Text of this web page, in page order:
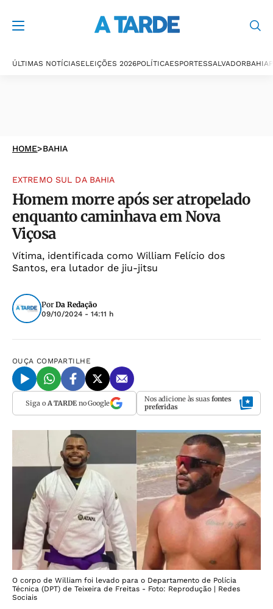
ÚLTIMAS NOTÍCIASELEIÇÕES 2026POLÍTICAESPORTESSALVADORBAHIA
HOME>BAHIA
EXTREMO SUL DA BAHIA
Homem morre após ser atropelado
enquanto caminhava em Nova
Viçosa
Vítima, identificada como William Felício dos
Santos, era lutador de jiu-jitsu
Por Da Redação
09/10/2024 - 14:11 h
OUÇA COMPARTILHE
Siga o A TARDEno Google Nos adicione às suas fontes
preferidas
O corpo de William foi levado para o Departamento de Polícia
Técnica (DPT) de Teixeira de Freitas - Foto: Reprodução | Redes
Sociais